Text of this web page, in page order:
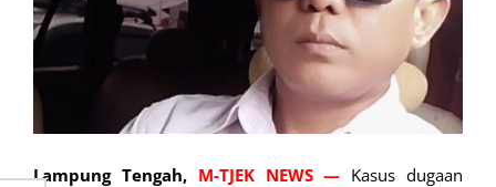
Lampung Tengah, M-TJEK NEWS — Kasus dugaan